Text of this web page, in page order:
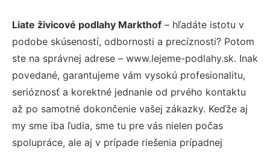
Liate živicové podlahy Markthof – hľadáte istotu v
podobe skúseností, odbornosti a precíznosti? Potom
ste na správnej adrese – www.lejeme-podlahy.sk. Inak
povedané, garantujeme vám vysokú profesionalitu,
serióznosť a korektné jednanie od prvého kontaktu
až po samotné dokončenie vašej zákazky. Keďže aj
my sme iba ľudia, sme tu pre vás nielen počas
spolupráce, ale aj v prípade riešenia prípadnej